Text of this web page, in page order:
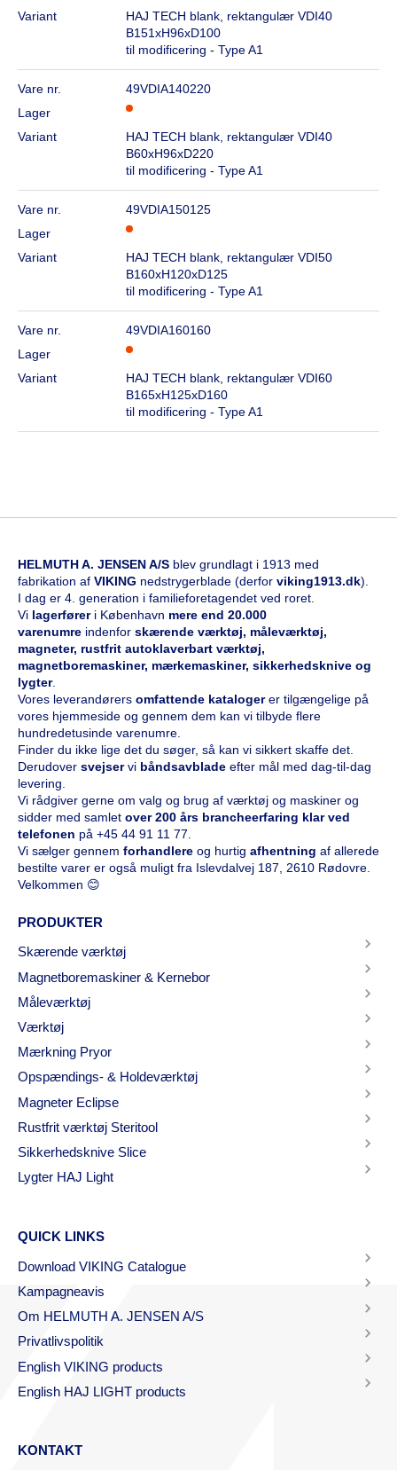
Variant
HAJ TECH blank, rektangulær VDI40
B151xH96xD100
til modificering - Type A1
Vare nr.
49VDIA140220
Lager
Variant
HAJ TECH blank, rektangulær VDI40
B60xH96xD220
til modificering - Type A1
Vare nr.
49VDIA150125
Lager
Variant
HAJ TECH blank, rektangulær VDI50
B160xH120xD125
til modificering - Type A1
Vare nr.
49VDIA160160
Lager
Variant
HAJ TECH blank, rektangulær VDI60
B165xH125xD160
til modificering - Type A1
HELMUTH A. JENSEN A/S blev grundlagt i 1913 med
fabrikation af VIKING nedstrygerblade (derfor viking1913.dk).
I dag er 4. generation i familieforetagendet ved roret.
Vi lagerfører i København mere end 20.000
varenumre indenfor skærende værktøj, måleværktøj,
magneter, rustfrit autoklaverbart værktøj,
magnetboremaskiner, mærkemaskiner, sikkerhedsknive og
lygter.
Vores leverandørers omfattende katalogerer tilgængelige på
vores hjemmeside og gennem dem kan vi tilbyde flere
hundredetusinde varenumre.
Finder du ikke lige det du søger, så kan vi sikkert skaffe det.
Derudover svejservi båndsavblade efter mål med dag-til-dag
levering.
Vi rådgiver gerne om valg og brug af værktøj og maskiner og
sidder med samlet over 200 års brancheerfaring klar ved
telefonen på +45 44 91 11 77
Vi sælger gennem forhandlere og hurtig afhentning af allerede
bestilte varer er også muligt fra Islevdalvej 187, 2610 Rødovre.
Velkommen 😊
PRODUKTER
Skærende værktøj
Magnetboremaskiner & Kernebor
Måleværktøj
Værktøj
Mærkning Pryor
Opspændings- & Holdeværktøj
Magneter Eclipse
Rustfrit værktøj Steritool
Sikkerhedsknive Slice
Lygter HAJ Light
QUICK LINKS
Download VIKING Catalogue
Kampagneavis
Om HELMUTH A. JENSEN A/S
Privatlivspolitik
English VIKING products
English HAJ LIGHT products
KONTAKT